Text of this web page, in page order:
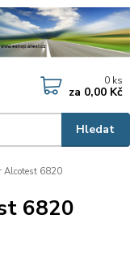
Hledat
0 ks
za 0,00 Kč
Alcotest 6820
6820